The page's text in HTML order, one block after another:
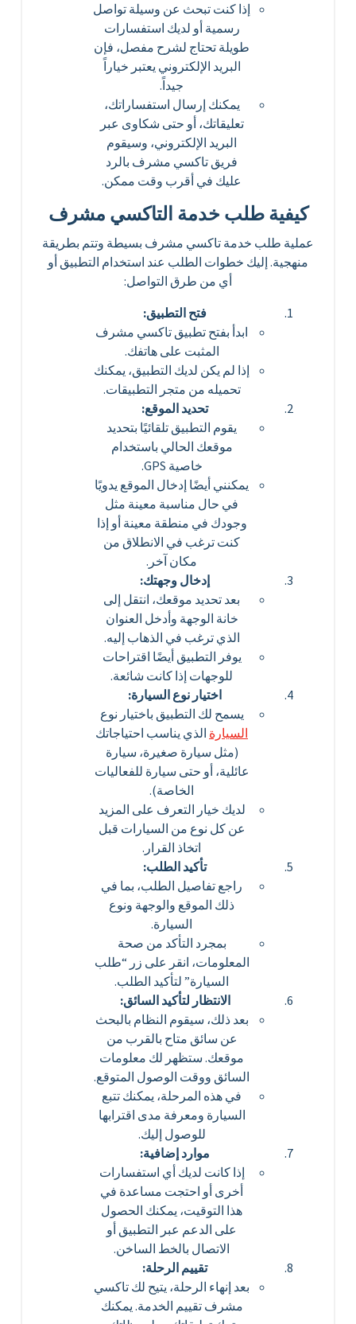
إذا كنت تبحث عن وسيلة تواصل
رسمية أو لديك استفسارات
طويلة تحتاج لشرح مفصل، فإن
البريد الإلكتروني يعتبر خياراً
جيداً.
يمكنك إرسال استفساراتك،
تعليقاتك، أو حتى شكاوى عبر
البريد الإلكتروني، وسيقوم
فريق تاكسي مشرف بالرد
عليك في أقرب وقت ممكن.
كيفية طلب خدمة التاكسي مشرف
عملية طلب خدمة تاكسي مشرف بسيطة وتتم بطريقة
منهجية. إليك خطوات الطلب عند استخدام التطبيق أو
أي من طرق التواصل:
فتح التطبيق:
ابدأ بفتح تطبيق تاكسي مشرف
المثبت على هاتفك.
إذا لم يكن لديك التطبيق، يمكنك
تحميله من متجر التطبيقات.
تحديد الموقع:
يقوم التطبيق تلقائيًا بتحديد
موقعك الحالي باستخدام
خاصية GPS.
يمكنني أيضًا إدخال الموقع يدويًا
في حال مناسبة معينة مثل
وجودك في منطقة معينة أو إذا
كنت ترغب في الانطلاق من
مكان آخر.
إدخال وجهتك:
بعد تحديد موقعك، انتقل إلى
خانة الوجهة وأدخل العنوان
الذي ترغب في الذهاب إليه.
يوفر التطبيق أيضًا اقتراحات
للوجهات إذا كانت شائعة.
اختيار نوع السيارة:
يسمح لك التطبيق باختيار نوع
السيارة الذي يناسب احتياجاتك
(مثل سيارة صغيرة، سيارة
عائلية، أو حتى سيارة للفعاليات
الخاصة).
لديك خيار التعرف على المزيد
عن كل نوع من السيارات قبل
اتخاذ القرار.
تأكيد الطلب:
راجع تفاصيل الطلب، بما في
ذلك الموقع والوجهة ونوع
السيارة.
بمجرد التأكد من صحة
المعلومات، انقر على زر “طلب
السيارة” لتأكيد الطلب.
الانتظار لتأكيد السائق:
بعد ذلك، سيقوم النظام بالبحث
عن سائق متاح بالقرب من
موقعك. ستظهر لك معلومات
السائق ووقت الوصول المتوقع.
في هذه المرحلة، يمكنك تتبع
السيارة ومعرفة مدى اقترابها
للوصول إليك.
موارد إضافية:
إذا كانت لديك أي استفسارات
أخرى أو احتجت مساعدة في
هذا التوقيت، يمكنك الحصول
على الدعم عبر التطبيق أو
الاتصال بالخط الساخن.
تقييم الرحلة:
بعد إنهاء الرحلة، يتيح لك تاكسي
مشرف تقييم الخدمة. يمكنك